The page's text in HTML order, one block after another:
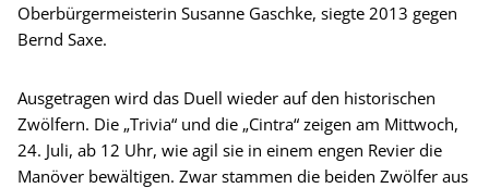
Oberbürgermeisterin Susanne Gaschke, siegte 2013 gegen
Bernd Saxe.
Ausgetragen wird das Duell wieder auf den historischen
Zwölfern. Die „Trivia“ und die „Cintra“ zeigen am Mittwoch,
24. Juli, ab 12 Uhr, wie agil sie in einem engen Revier die
Manöver bewältigen. Zwar stammen die beiden Zwölfer aus